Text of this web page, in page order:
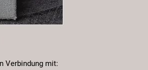
Verbindung mit: